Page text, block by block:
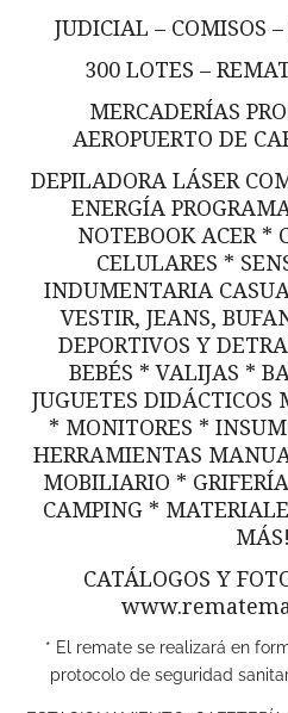
JUDICIAL – COMISOS
300 LOTES –
MERCADERÍAS
AEROPUERTO DE
DEPILADORA LÁSER
ENERGÍA
NOTEBOOK ACER *
CELULARES *
INDUMENTARIA
VESTIR, JEANS,
DEPORTIVOS Y
BEBÉS * VALIJAS *
JUGUETES DIDÁCTICOS
* MONITORES *
HERRAMIENTAS
MOBILIARIO *
CAMPING *
CATÁLOGOS Y
* El remate se realizará en
protocolo de seguridad